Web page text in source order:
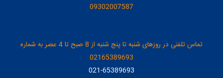
09302007587
تماس تلفنی در روزهای شنبه تا پنج شنبه از 8 صبح تا 4 عصر به شماره
02165389693
021-65389693